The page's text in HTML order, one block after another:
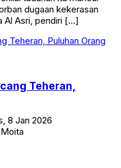
dugaan kekerasan
Al Asri, pendiri […]
Teheran,
8 Jan 2026